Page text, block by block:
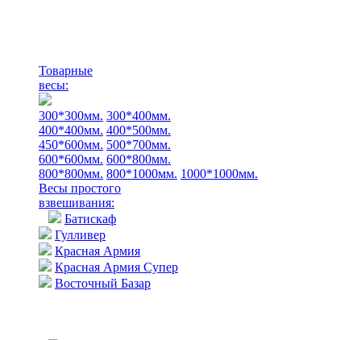
Товарные
весы:
300*300мм. 300*400мм.
400*400мм. 400*500мм.
450*600мм. 500*700мм.
600*600мм. 600*800мм.
800*800мм. 800*1000мм. 1000*1000мм.
Весы простого
взвешивания:
Батискаф
Гулливер
Красная Армия
Красная Армия Супер
Восточный Базар